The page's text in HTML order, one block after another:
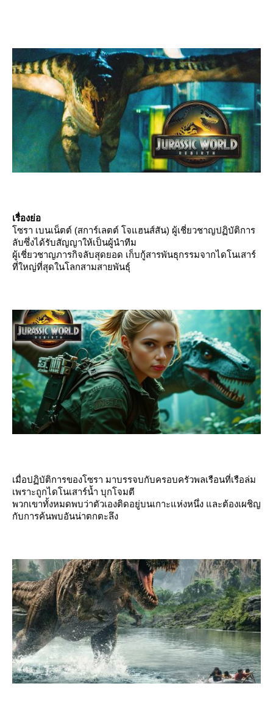
เรื่องย่อ
ซรา เบนเน็ตต์ (สการ์เลตต์ โจแฮนส์สัน) ผู้เชี่ยวชาญปฏิบัติการ
ลับซึ่งได้รับสัญญาให้เป็นผู้นำทีม
ผู้เชี่ยวชาญภารกิจลับสุดยอด เก็บกู้สารพันธุกรรมจากไดโนเสาร์
ที่ใหญ่ที่สุดในโลกสามสายพันธุ์
เมื่อปฏิบัติการของโซรา มาบรรจบกับครอบครัวพลเรือนที่เรือล่ม
เพราะถูกไดโนเสาร์น้ำ บุกโจมตี
พวกเขาทั้งหมดพบว่าตัวเองติดอยู่บนเกาะแห่งหนึ่ง และต้องเผชิญ
กับการค้นพบอันน่าตกตะลึง